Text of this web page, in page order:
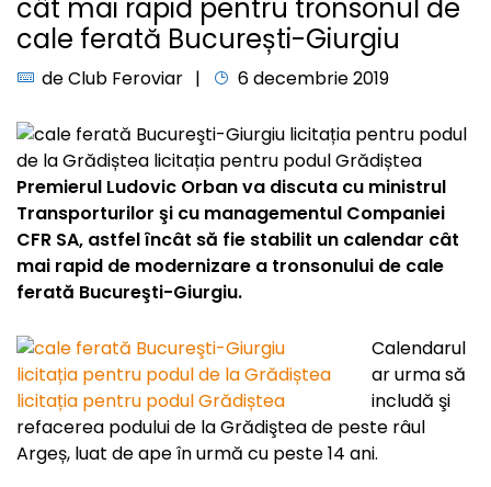
cât mai rapid pentru tronsonul de
cale ferată București-Giurgiu
deClub Feroviar 6 decembrie 2019
Premierul Ludovic Orban va discuta cu ministrul
Transporturilor şi cu managementul Companiei
CFR SA, astfel încât să fie stabilit un calendar cât
mai rapid de modernizare a tronsonului de cale
ferată Bucureşti-Giurgiu.
Calendarul
ar urma să
includă şi
refacerea podului de la Grădiştea de peste râul
Argeș, luat de ape în urmă cu peste 14 ani.